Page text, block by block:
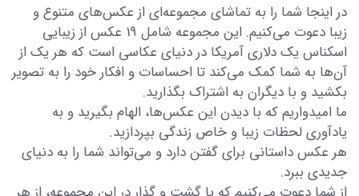
در اینجا شما را به تماشای مجموعه‌ای از عکس‌های متنوع و
زیبا دعوت می‌کنیم. این مجموعه شامل 19 عکس از زیبایی
اسکناس یک دلاری آمریکا در دنیای عکاسی است که هر یک از
آن‌ها به شما کمک می‌کند تا احساسات و افکار خود را به تصویر
بکشید و با دیگران به اشتراک بگذارید.
ما امیدواریم که با دیدن این عکس‌ها، الهام بگیرید و به
یادآوری لحظات زیبا و خاص زندگی بپردازید.
هر عکس داستانی برای گفتن دارد و می‌تواند شما را به دنیای
جدیدی ببرد.